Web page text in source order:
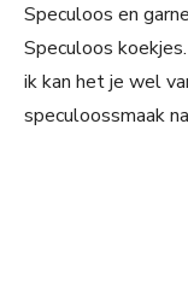
Speculoos en
Speculoos
ik kan het je wel
speculoossmaak